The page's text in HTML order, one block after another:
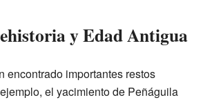
y Edad Antigua
encontrado importantes restos
el yacimiento de Peñáguila